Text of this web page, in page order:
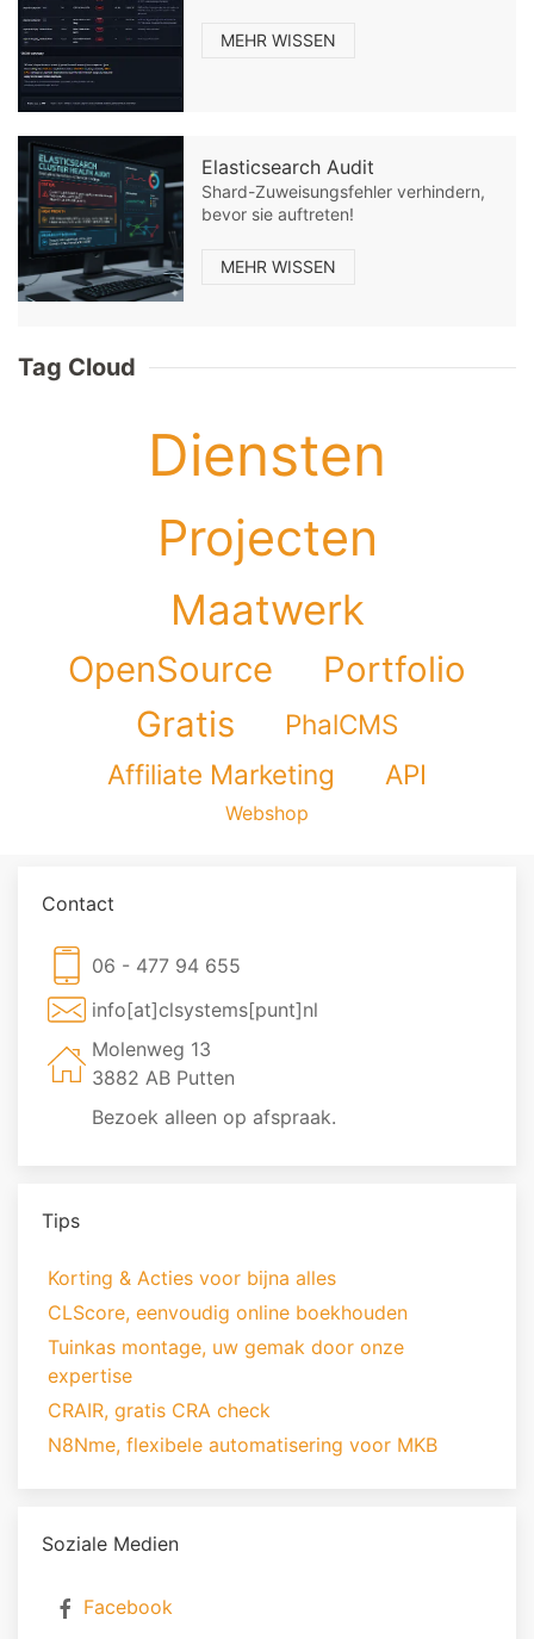
MEHR WISSEN
Elasticsearch Audit
Shard-Zuweisungsfehler verhindern,
bevor sie auftreten!
MEHR WISSEN
Tag Cloud
Diensten
Projecten
Maatwerk
OpenSource
Portfolio
Gratis
PhalCMS
Affiliate Marketing
API
Webshop
Contact
06 - 477 94 655
info[at]clsystems[punt]nl
Molenweg 13
3882 AB Putten
Bezoek alleen op afspraak.
Tips
Korting & Acties voor bijna alles
CLScore, eenvoudig online boekhouden
Tuinkas montage, uw gemak door onze
expertise
CRAIR, gratis CRA check
N8Nme, flexibele automatisering voor MKB
Soziale Medien
Facebook